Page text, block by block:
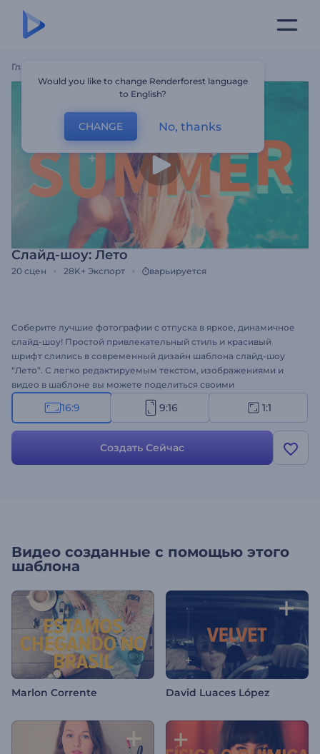
Главная
Слайд-шоу: Лето
20 сцен 28K+ Экспорт варьируется
Соберите лучшие фотографии с отпуска в яркое, динамичное
слайд-шоу! Простой привлекательный стиль и красивый
шрифт слились в современный дизайн шаблона слайд-шоу
“Лето”. С легко редактируемым текстом, изображениями и
видео в шаблоне вы можете поделиться своими
впечатлениями с близкими - попробуйте создать свое видео!
16:9 9:16 1:1
Создать Сейчас
Видео созданные с помощью этого
шаблона
Marlon Corrente David Luaces López
Would you like to change Renderforest language
to English?
CHANGE No, thanks